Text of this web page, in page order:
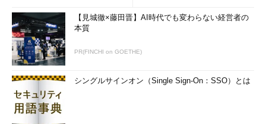
【見城徹×藤田晋】AI時代でも変わらない経営者の
本質
PR(FINCHI on GOETHE)
シングルサインオン（Single Sign-On：SSO）とは